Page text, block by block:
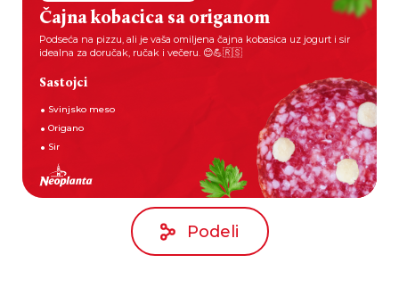
Čajna kobacica sa origanom
Podseća na pizzu, ali je vaša omiljena čajna kobasica uz jogurt i sir
idealna za doručak, ručak i večeru. 😊💪🇷🇸
Sastojci
Svinjsko meso
Origano
Sir
Podeli